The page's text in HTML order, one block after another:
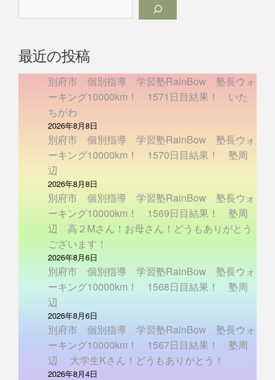
最近の投稿
別府市 個別指導 学習塾RainBow 塾長ウォ
ーキング10000km！ 1571日目結果！ いた
ちがわ
2026年8月8日
別府市 個別指導 学習塾RainBow 塾長ウォ
ーキング10000km！ 1570日目結果！ 塾周
辺
2026年8月8日
別府市 個別指導 学習塾RainBow 塾長ウォ
ーキング10000km！ 1569日目結果！ 塾周
辺 高２Mさん！お母さん！どうもありがとう
ございます！
2026年8月6日
別府市 個別指導 学習塾RainBow 塾長ウォ
ーキング10000km！ 1568日目結果！ 塾周
辺
2026年8月6日
別府市 個別指導 学習塾RainBow 塾長ウォ
ーキング10000km！ 1567日目結果！ 塾周
辺 大学生Kさん！どうもありがとう！
2026年8月4日